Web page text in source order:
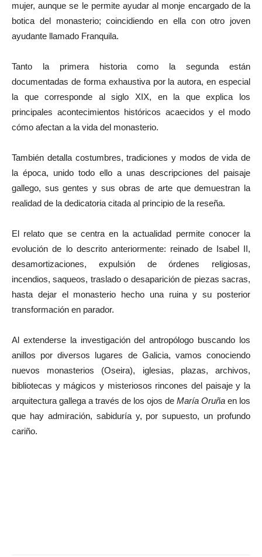
mujer, aunque se le permite ayudar al monje encargado de la
botica del monasterio; coincidiendo en ella con otro joven
ayudante llamado Franquila.
Tanto la primera historia como la segunda están
documentadas de forma exhaustiva por la autora, en especial
la que corresponde al siglo XIX, en la que explica los
principales acontecimientos históricos acaecidos y el modo
cómo afectan a la vida del monasterio.
También detalla costumbres, tradiciones y modos de vida de
la época, unido todo ello a unas descripciones del paisaje
gallego, sus gentes y sus obras de arte que demuestran la
realidad de la dedicatoria citada al principio de la reseña.
El relato que se centra en la actualidad permite conocer la
evolución de lo descrito anteriormente: reinado de Isabel II,
desamortizaciones, expulsión de órdenes religiosas,
incendios, saqueos, traslado o desaparición de piezas sacras,
hasta dejar el monasterio hecho una ruina y su posterior
transformación en parador.
Al extenderse la investigación del antropólogo buscando los
anillos por diversos lugares de Galicia, vamos conociendo
nuevos monasterios (Oseira), iglesias, plazas, archivos,
bibliotecas y mágicos y misteriosos rincones del paisaje y la
arquitectura gallega a través de los ojos de María Oruña en los
que hay admiración, sabiduría y, por supuesto, un profundo
cariño.